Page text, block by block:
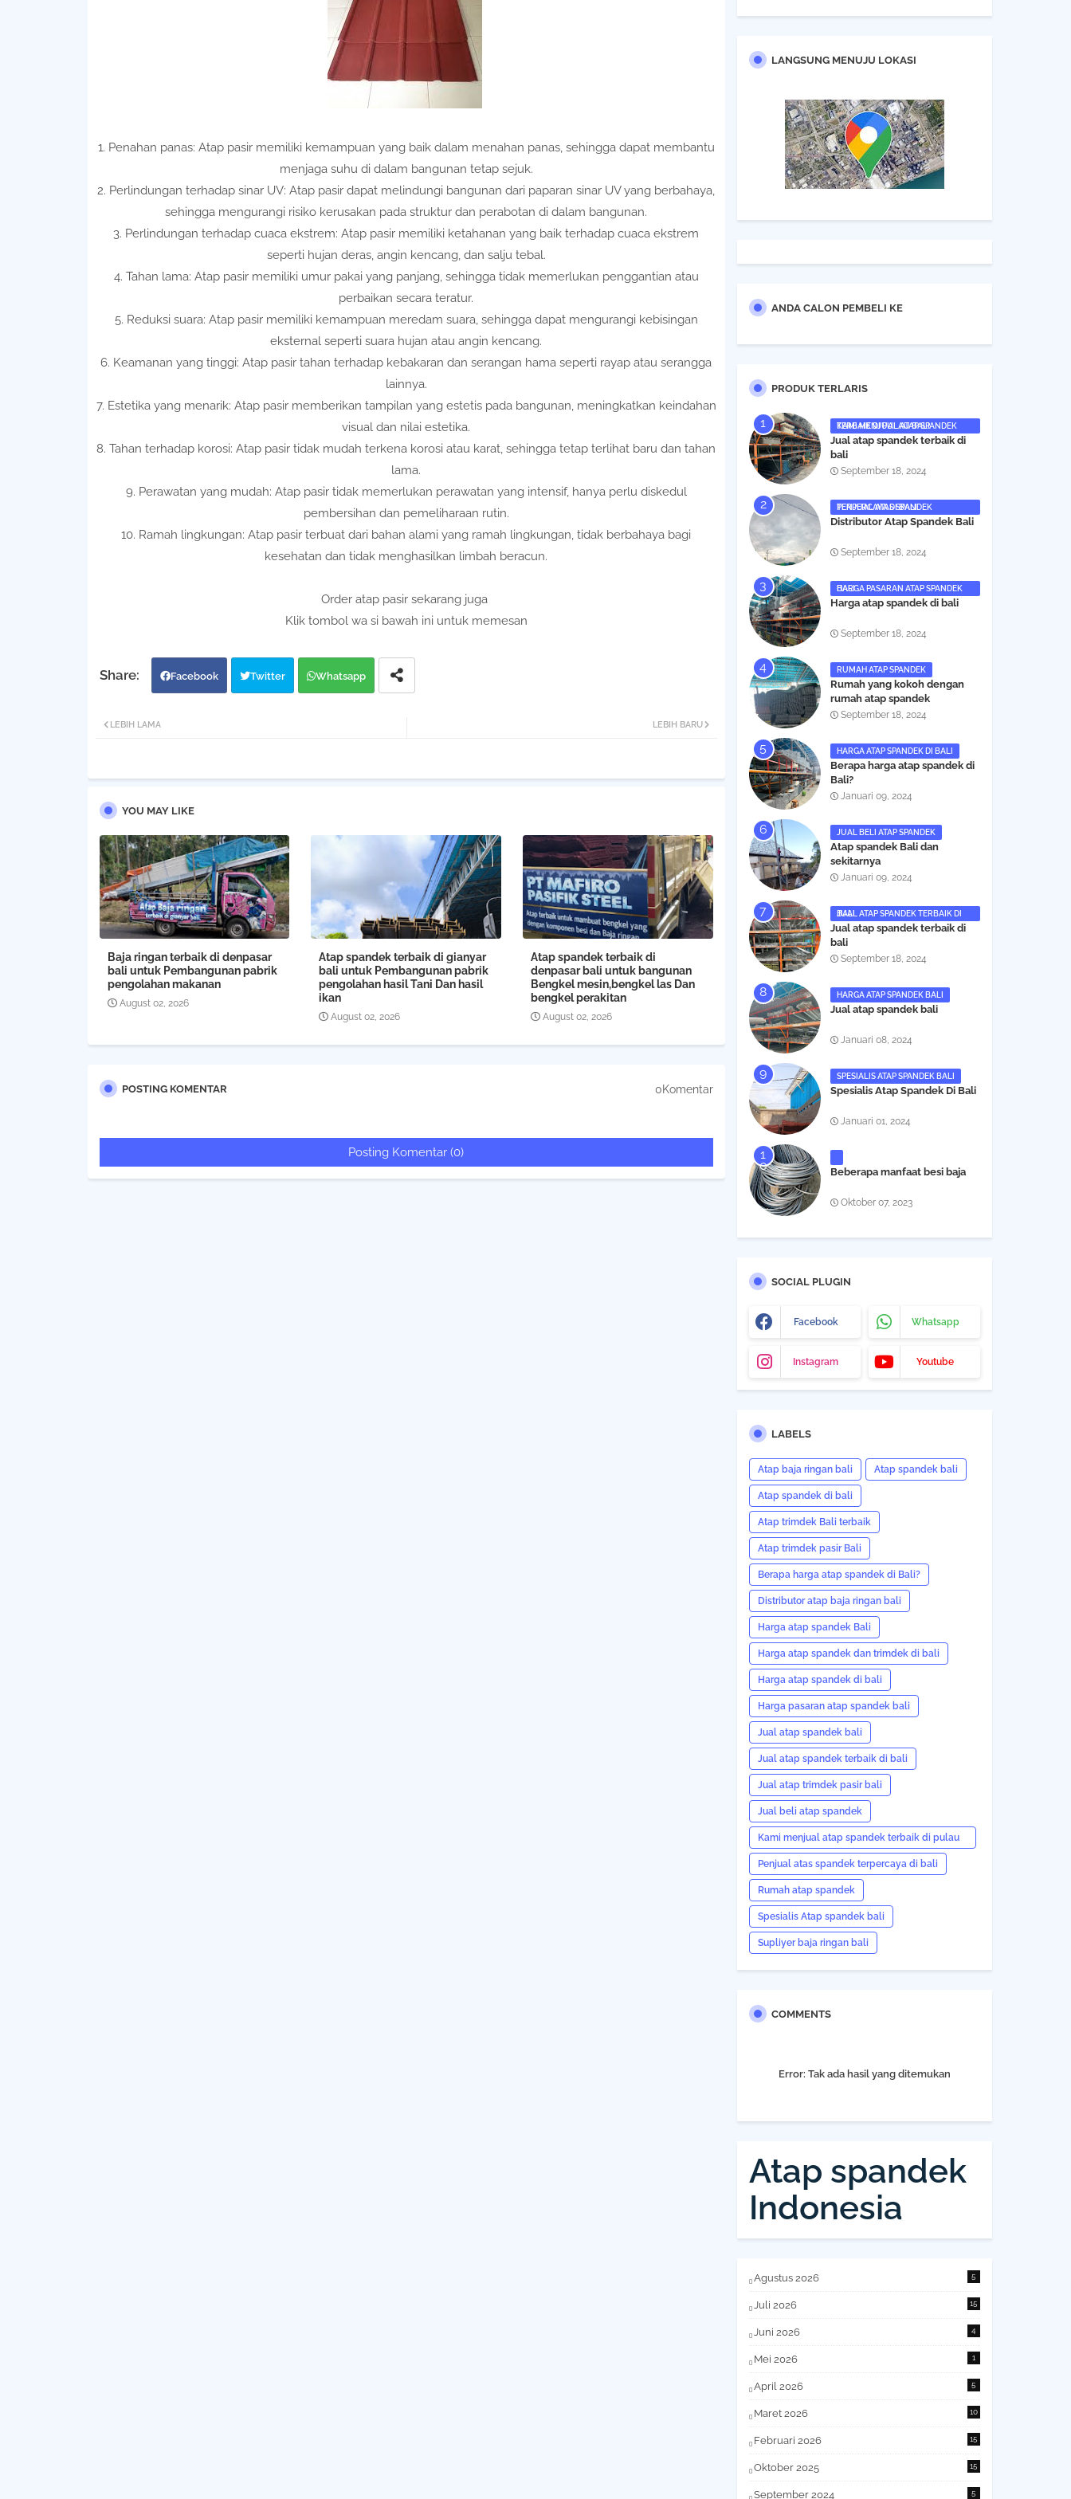
1. Penahan panas: Atap pasir memiliki kemampuan yang baik dalam menahan panas, sehingga dapat membantu
menjaga suhu di dalam bangunan tetap sejuk.
2. Perlindungan terhadap sinar UV: Atap pasir dapat melindungi bangunan dari paparan sinar UV yang berbahaya,
sehingga mengurangi risiko kerusakan pada struktur dan perabotan di dalam bangunan.
3. Perlindungan terhadap cuaca ekstrem: Atap pasir memiliki ketahanan yang baik terhadap cuaca ekstrem
seperti hujan deras, angin kencang, dan salju tebal.
4. Tahan lama: Atap pasir memiliki umur pakai yang panjang, sehingga tidak memerlukan penggantian atau
perbaikan secara teratur.
5. Reduksi suara: Atap pasir memiliki kemampuan meredam suara, sehingga dapat mengurangi kebisingan
eksternal seperti suara hujan atau angin kencang.
6. Keamanan yang tinggi: Atap pasir tahan terhadap kebakaran dan serangan hama seperti rayap atau serangga
lainnya.
7. Estetika yang menarik: Atap pasir memberikan tampilan yang estetis pada bangunan, meningkatkan keindahan
visual dan nilai estetika.
8. Tahan terhadap korosi: Atap pasir tidak mudah terkena korosi atau karat, sehingga tetap terlihat baru dan tahan
lama.
9. Perawatan yang mudah: Atap pasir tidak memerlukan perawatan yang intensif, hanya perlu diskedul
pembersihan dan pemeliharaan rutin.
10. Ramah lingkungan: Atap pasir terbuat dari bahan alami yang ramah lingkungan, tidak berbahaya bagi
kesehatan dan tidak menghasilkan limbah beracun.
Order atap pasir sekarang juga
Klik tombol wa si bawah ini untuk memesan
Facebook Twitter Whatsapp
LEBIH BARU
LEBIH LAMA
YOU MAY LIKE
Baja ringan terbaik di denpasar
bali untuk Pembangunan pabrik
pengolahan makanan
August 02, 2026
Atap spandek terbaik di gianyar
bali untuk Pembangunan pabrik
pengolahan hasil Tani Dan hasil
ikan
August 02, 2026
Atap spandek terbaik di
denpasar bali untuk bangunan
Bengkel mesin,bengkel las Dan
bengkel perakitan
August 02, 2026
POSTING KOMENTAR 0Komentar
Posting Komentar (0)
LANGSUNG MENUJU LOKASI
ANDA CALON PEMBELI KE
PRODUK TERLARIS
KAMI MENJUAL ATAP SPANDEK TERBAIK DI PULAU BALI
Jual atap spandek terbaik di
bali
September 18, 2024
PENJUAL ATAS SPANDEK TERPERCAYA DI BALI
Distributor Atap Spandek Bali
September 18, 2024
HARGA PASARAN ATAP SPANDEK BALI
Harga atap spandek di bali
September 18, 2024
RUMAH ATAP SPANDEK
Rumah yang kokoh dengan
rumah atap spandek
September 18, 2024
HARGA ATAP SPANDEK DI BALI
Berapa harga atap spandek di
Bali?
Januari 09, 2024
JUAL BELI ATAP SPANDEK
Atap spandek Bali dan
sekitarnya
Januari 09, 2024
JUAL ATAP SPANDEK TERBAIK DI BALI
Jual atap spandek terbaik di
bali
September 18, 2024
HARGA ATAP SPANDEK BALI
Jual atap spandek bali
Januari 08, 2024
SPESIALIS ATAP SPANDEK BALI
Spesialis Atap Spandek Di Bali
Januari 01, 2024
Beberapa manfaat besi baja
Oktober 07, 2023
SOCIAL PLUGIN
Facebook Whatsapp
Instagram Youtube
LABELS
Atap baja ringan bali Atap spandek bali
Atap spandek di bali
Atap trimdek Bali terbaik
Atap trimdek pasir Bali
Berapa harga atap spandek di Bali?
Distributor atap baja ringan bali
Harga atap spandek Bali
Harga atap spandek dan trimdek di bali
Harga atap spandek di bali
Harga pasaran atap spandek bali
Jual atap spandek bali
Jual atap spandek terbaik di bali
Jual atap trimdek pasir bali
Jual beli atap spandek
Kami menjual atap spandek terbaik di pulau
bali
Penjual atas spandek terpercaya di bali
Rumah atap spandek
Spesialis Atap spandek bali
Supliyer baja ringan bali
COMMENTS
Error: Tak ada hasil yang ditemukan
Atap spandek
Indonesia
Agustus 2026 5
Juli 2026 15
Juni 2026 4
Mei 2026 1
April 2026 5
Maret 2026 10
Februari 2026 15
Oktober 2025 15
September 2024 5